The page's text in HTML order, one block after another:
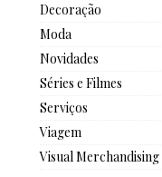
Decoração
Moda
Novidades
Séries e Filmes
Serviços
Viagem
Visual Merchandising